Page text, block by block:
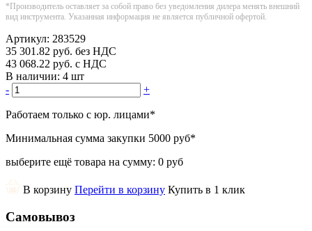
*Производитель оставляет за собой право без уведомления дилера менять внешний
вид инструмента. Указанная информация не является публичной офертой.
Артикул: 283529
35 301.82 руб. без НДС
43 068.22 руб. с НДС
В наличии: 4 шт
-
+
Работаем только с юр. лицами*
Минимальная сумма закупки 5000 руб*
выберите ещё товара на сумму: 0 руб
В корзину Перейти в корзину Купить в 1 клик
Самовывоз